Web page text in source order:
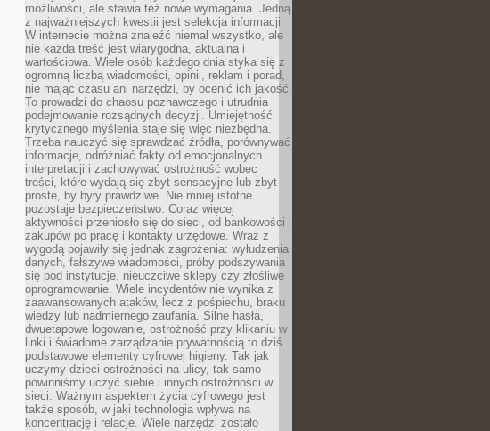
możliwości, ale stawia też nowe wymagania. Jedną
z najważniejszych kwestii jest selekcja informacji.
W internecie można znaleźć niemal wszystko, ale
nie każda treść jest wiarygodna, aktualna i
wartościowa. Wiele osób każdego dnia styka się z
ogromną liczbą wiadomości, opinii, reklam i porad,
nie mając czasu ani narzędzi, by ocenić ich jakość.
To prowadzi do chaosu poznawczego i utrudnia
podejmowanie rozsądnych decyzji. Umiejętność
krytycznego myślenia staje się więc niezbędna.
Trzeba nauczyć się sprawdzać źródła, porównywać
informacje, odróżniać fakty od emocjonalnych
interpretacji i zachowywać ostrożność wobec
treści, które wydają się zbyt sensacyjne lub zbyt
proste, by były prawdziwe. Nie mniej istotne
pozostaje bezpieczeństwo. Coraz więcej
aktywności przeniosło się do sieci, od bankowości i
zakupów po pracę i kontakty urzędowe. Wraz z
wygodą pojawiły się jednak zagrożenia: wyłudzenia
danych, fałszywe wiadomości, próby podszywania
się pod instytucje, nieuczciwe sklepy czy złośliwe
oprogramowanie. Wiele incydentów nie wynika z
zaawansowanych ataków, lecz z pośpiechu, braku
wiedzy lub nadmiernego zaufania. Silne hasła,
dwuetapowe logowanie, ostrożność przy klikaniu w
linki i świadome zarządzanie prywatnością to dziś
podstawowe elementy cyfrowej higieny. Tak jak
uczymy dzieci ostrożności na ulicy, tak samo
powinniśmy uczyć siebie i innych ostrożności w
sieci. Ważnym aspektem życia cyfrowego jest
także sposób, w jaki technologia wpływa na
koncentrację i relacje. Wiele narzędzi zostało